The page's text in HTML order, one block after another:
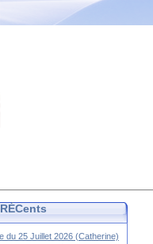
du 25 Juillet 2026 (Catherine)